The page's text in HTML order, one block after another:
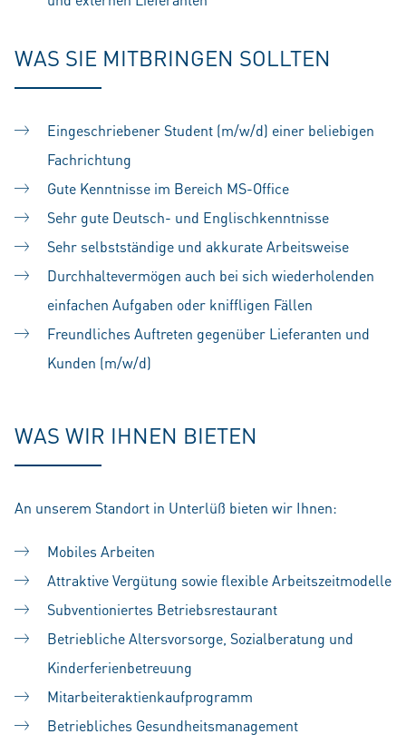
WAS SIE MITBRINGEN SOLLTEN
Eingeschriebener Student (m/w/d) einer beliebigen
Fachrichtung
Gute Kenntnisse im Bereich MS-Office
Sehr gute Deutsch- und Englischkenntnisse
Sehr selbstständige und akkurate Arbeitsweise
Durchhaltevermögen auch bei sich wiederholenden
einfachen Aufgaben oder kniffligen Fällen
Freundliches Auftreten gegenüber Lieferanten und
Kunden (m/w/d)
WAS WIR IHNEN BIETEN
An unserem Standort in Unterlüß bieten wir Ihnen:
Mobiles Arbeiten
Attraktive Vergütung sowie flexible Arbeitszeitmodelle
Subventioniertes Betriebsrestaurant
Betriebliche Altersvorsorge, Sozialberatung und
Kinderferienbetreuung
Mitarbeiteraktienkaufprogramm
Betriebliches Gesundheitsmanagement